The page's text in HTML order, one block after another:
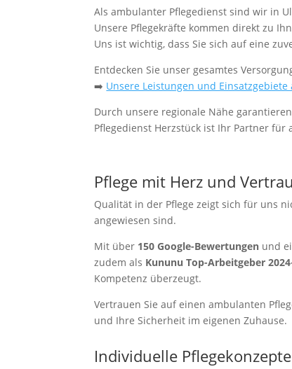
Als ambulanter Pflegedienst sind wir in
Unsere Pflegekräfte kommen direkt zu
Uns ist wichtig, dass Sie sich auf eine
Entdecken Sie unser gesamtes
➡️ Unsere Leistungen und Einsatzgebiete
Durch unsere regionale Nähe
Pflegedienst Herzstück ist Ihr Partner
Pflege mit Herz und
Qualität in der Pflege zeigt sich für uns
angewiesen sind.
Mit über 150 Google-Bewertungen und
zudem als Kununu Top-Arbeitgeber
Kompetenz überzeugt.
Vertrauen Sie auf einen ambulanten
und Ihre Sicherheit im eigenen Zuhause.
Individuelle